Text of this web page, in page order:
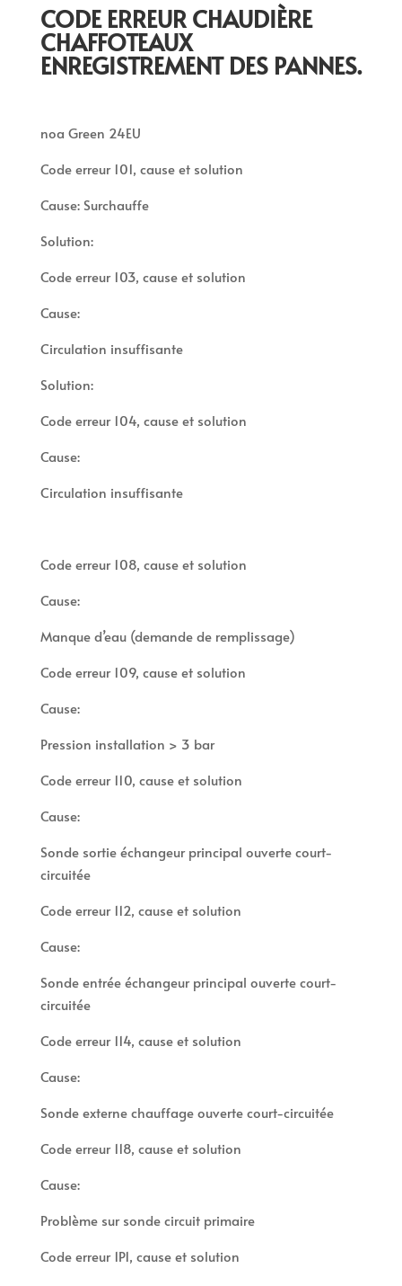
CODE ERREUR CHAUDIÈRE
CHAFFOTEAUX
ENREGISTREMENT DES PANNES.
noa Green 24EU
Code erreur 101, cause et solution
Cause: Surchauffe
Solution:
Code erreur 103, cause et solution
Cause:
Circulation insuffisante
Solution:
Code erreur 104, cause et solution
Cause:
Circulation insuffisante
Code erreur 108, cause et solution
Cause:
Manque d’eau (demande de remplissage)
Code erreur 109, cause et solution
Cause:
Pression installation > 3 bar
Code erreur 110, cause et solution
Cause:
Sonde sortie échangeur principal ouverte court-
circuitée
Code erreur 112, cause et solution
Cause:
Sonde entrée échangeur principal ouverte court-
circuitée
Code erreur 114, cause et solution
Cause:
Sonde externe chauffage ouverte court-circuitée
Code erreur 118, cause et solution
Cause:
Problème sur sonde circuit primaire
Code erreur 1P1, cause et solution